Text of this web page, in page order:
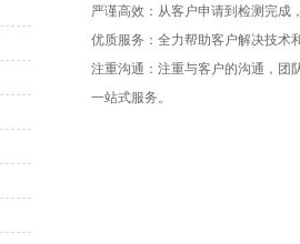
严谨高效：从客户申请到检测完成
优质服务：全力帮助客户解决技术
注重沟通：注重与客户的沟通，团
一站式服务。